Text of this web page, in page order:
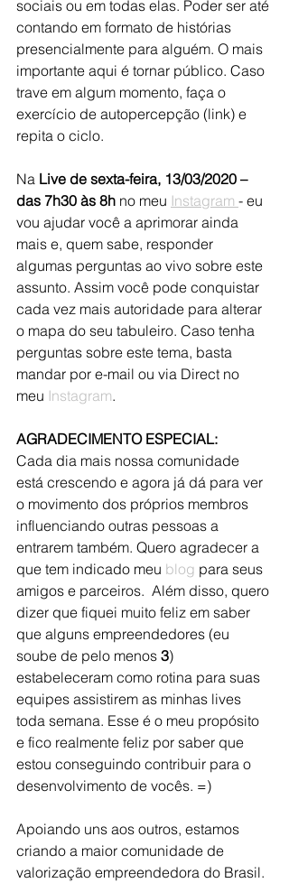
sociais ou em todas elas. Poder ser até
contando em formato de histórias
presencialmente para alguém. O mais
importante aqui é tornar público. Caso
trave em algum momento, faça o
exercício de autopercepção (link) e
repita o ciclo.
Na Live de sexta-feira, 13/03/2020 –
das 7h30 às 8h no meu Instagram - eu
vou ajudar você a aprimorar ainda
mais e, quem sabe, responder
algumas perguntas ao vivo sobre este
assunto. Assim você pode conquistar
cada vez mais autoridade para alterar
o mapa do seu tabuleiro. Caso tenha
perguntas sobre este tema, basta
mandar por e-mail ou via Direct no
meu Instagram.
AGRADECIMENTO ESPECIAL:
Cada dia mais nossa comunidade
está crescendo e agora já dá para ver
o movimento dos próprios membros
influenciando outras pessoas a
entrarem também. Quero agradecer a
que tem indicado meu blog para seus
amigos e parceiros.  Além disso, quero
dizer que fiquei muito feliz em saber
que alguns empreendedores (eu
soube de pelo menos 3)
estabeleceram como rotina para suas
equipes assistirem as minhas lives
toda semana. Esse é o meu propósito
e fico realmente feliz por saber que
estou conseguindo contribuir para o
desenvolvimento de vocês. =)
Apoiando uns aos outros, estamos
criando a maior comunidade de
valorização empreendedora do Brasil.